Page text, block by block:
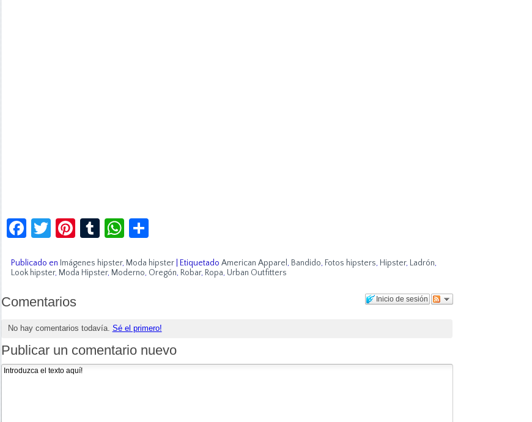
Facebook
Twitter
Pinterest
TumblrWhatsApp
Compartir
Publicado en Imágenes hipster, Moda hipster| Etiquetado American Apparel , Bandido, Fotos hipsters, Hipster, Ladrón,
Look hipster, Moda Hipster, Moderno, Oregón, Robar, Ropa, Urban Outfitters
Inicio de sesión
Comentarios
No hay comentarios todavía. Sé el primero!
Publicar un comentario nuevo